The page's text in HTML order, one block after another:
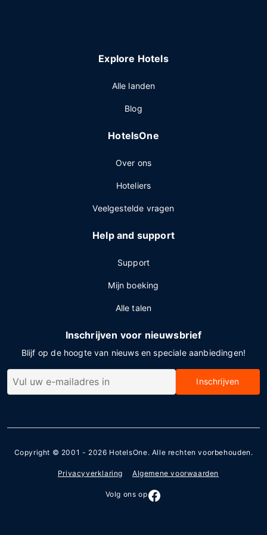
Explore Hotels
Alle landen
Blog
HotelsOne
Over ons
Hoteliers
Veelgestelde vragen
Help and support
Support
Mijn boeking
Alle talen
Inschrijven voor nieuwsbrief
Blijf op de hoogte van nieuws en speciale aanbiedingen!
Inschrijven
Copyright © 2001 - 2026 HotelsOne. Alle rechten voorbehouden.
Privacyverklaring Algemene voorwaarden
Volg ons op